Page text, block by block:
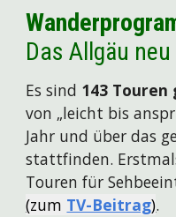
Das Allgäu
Es sind 143 Touren
von „leicht bis
Jahr und über das
stattfinden.
Tourenfür
(zum TV-Beitrag).